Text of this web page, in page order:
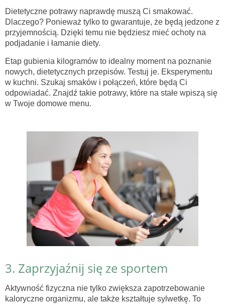
Dietetyczne potrawy naprawdę muszą Ci smakować.
Dlaczego? Ponieważ tylko to gwarantuje, że będą jedzone z
przyjemnością. Dzięki temu nie będziesz mieć ochoty na
podjadanie i łamanie diety.
Etap gubienia kilogramów to idealny moment na poznanie
nowych, dietetycznych przepisów. Testuj je. Eksperymentu
w kuchni. Szukaj smaków i połączeń, które będą Ci
odpowiadać. Znajdź takie potrawy, które na stałe wpiszą się
w Twoje domowe menu.
3. Zaprzyjaźnij się ze sportem
Aktywność fizyczna nie tylko zwiększa zapotrzebowanie
kaloryczne organizmu, ale także kształtuje sylwetkę. To